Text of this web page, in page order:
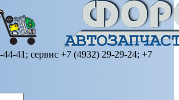
41; сервис +7 (4932) 29-29-24; +7